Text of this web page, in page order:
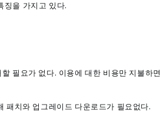
징을 가지고 있다.
필요가 없다. 이용에 대한 비용만 지불하면
패치와 업그레이드 다운로드가 필요없다.